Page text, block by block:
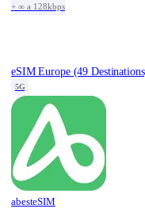
+ ∞ a 128kbps
5G
abesteSIM